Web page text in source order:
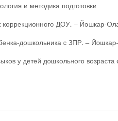
и методика подготовки
коррекционного ДОУ. – Йошкар-
дошкольника с ЗПР. –
у детей дошкольного возраста